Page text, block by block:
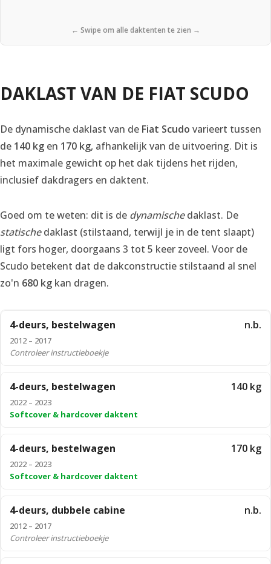
← Swipe om alle daktenten te zien →
DAKLAST VAN DE FIAT SCUDO
De dynamische daklast van de Fiat Scudo varieert tussen
de 140 kg en 170 kg, afhankelijk van de uitvoering. Dit is
het maximale gewicht op het dak tijdens het rijden,
inclusief dakdragers en daktent.
Goed om te weten: dit is de dynamischedaklast. De
statischedaklast (stilstaand, terwijl je in de tent slaapt)
ligt fors hoger, doorgaans 3 tot 5 keer zoveel. Voor de
Scudo betekent dat de dakconstructie stilstaand al snel
zo'n 680 kg kan dragen.
4-deurs, bestelwagen
2012 – 2017
n.b.
Controleer instructieboekje
4-deurs, bestelwagen
2022 – 2023
140 kg
Softcover & hardcover daktent
4-deurs, bestelwagen
2022 – 2023
170 kg
Softcover & hardcover daktent
4-deurs, dubbele cabine
2012 – 2017
n.b.
Controleer instructieboekje